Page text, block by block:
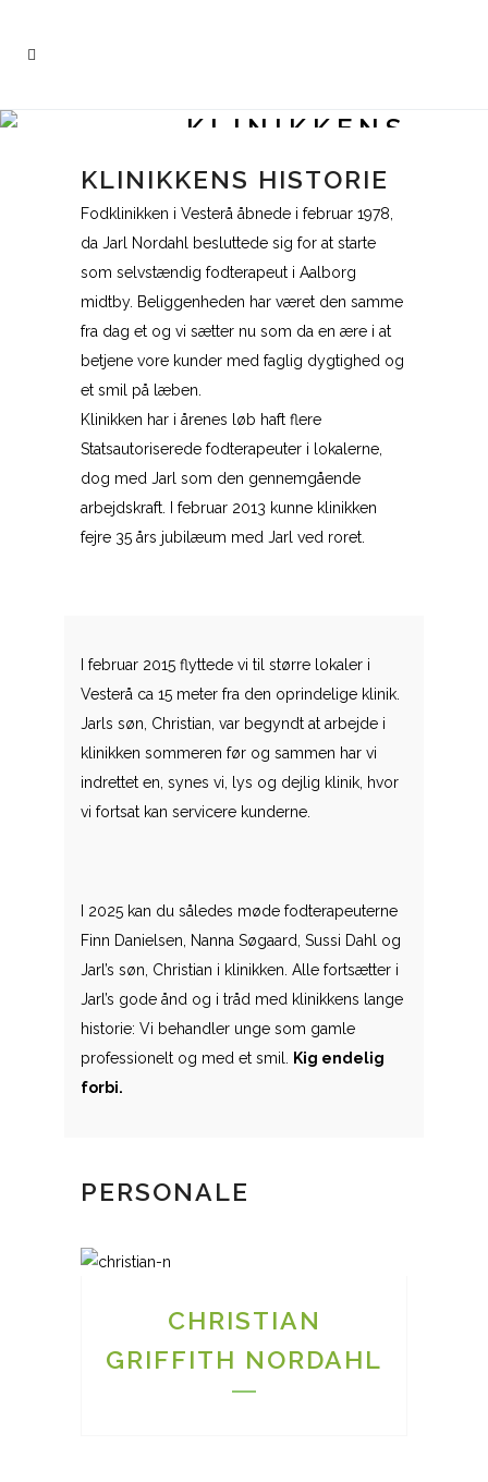
KLINIKKENS
HISTORIE
KLINIKKENS HISTORIE
Fodklinikken i Vesterå åbnede i februar 1978,
da Jarl Nordahl besluttede sig for at starte
som selvstændig fodterapeut i Aalborg
midtby. Beliggenheden har været den samme
fra dag et og vi sætter nu som da en ære i at
betjene vore kunder med faglig dygtighed og
et smil på læben.
Klinikken har i årenes løb haft flere
Statsautoriserede fodterapeuter i lokalerne,
dog med Jarl som den gennemgående
arbejdskraft. I februar 2013 kunne klinikken
fejre 35 års jubilæum med Jarl ved roret.
I februar 2015 flyttede vi til større lokaler i
Vesterå ca 15 meter fra den oprindelige klinik.
Jarls søn, Christian, var begyndt at arbejde i
klinikken sommeren før og sammen har vi
indrettet en, synes vi, lys og dejlig klinik, hvor
vi fortsat kan servicere kunderne.
I 2025 kan du således møde fodterapeuterne
Finn Danielsen, Nanna Søgaard, Sussi Dahl og
Jarl’s søn, Christian i klinikken. Alle fortsætter i
Jarl’s gode ånd og i tråd med klinikkens lange
historie: Vi behandler unge som gamle
professionelt og med et smil.
Kig endelig
forbi.
PERSONALE
CHRISTIAN
GRIFFITH NORDAHL